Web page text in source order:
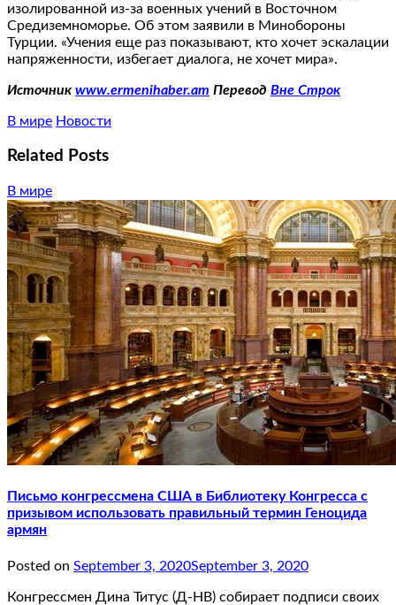
изолированной из-за военных учений в Восточном
Средиземноморье. Об этом заявили в Минобороны
Турции. «Учения еще раз показывают, кто хочет эскалации
напряженности, избегает диалога, не хочет мира».
Источник www.ermenihaber.am Перевод Вне Строк
В мире Новости
Related Posts
В мире
Письмо конгрессмена США в Библиотеку Конгресса с
призывом использовать правильный термин Геноцида
армян
Posted on September 3, 2020September 3, 2020
Конгрессмен Дина Титус (Д-НВ) собирает подписи своих